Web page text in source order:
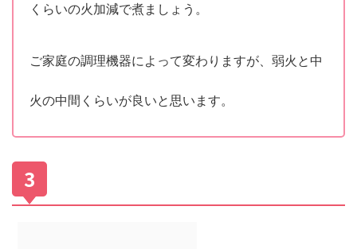
くらいの火加減で煮ましょう。
ご家庭の調理機器によって変わりますが、弱火と中
火の中間くらいが良いと思います。